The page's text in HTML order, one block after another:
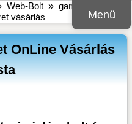
Menü
Web-Bolt » gamdias online
vásárlás
OnLine Vásárlás